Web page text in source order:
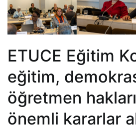
ETUCE Eğitim
eğitim,
öğretmen
önemli kararlar